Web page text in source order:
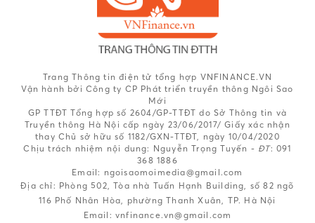
Trang Thông tin điện tử tổng hợp VNFINANCE.VN
Vận hành bởi Công ty CP Phát triển truyền thông Ngôi Sao
Mới
GP TTĐT Tổng hợp số 2604/GP-TTĐT do Sở Thông tin và
Truyền thông Hà Nội cấp ngày 23/06/2017/ Giấy xác nhận
thay Chủ sở hữu số 1182/GXN-TTĐT, ngày 10/04/2020
Chịu trách nhiệm nội dung: Nguyễn Trọng Tuyến - ĐT: 091
368 1886
Email: ngoisaomoimedia@gmail.com
Địa chỉ: Phòng 502, Tòa nhà Tuấn Hạnh Building, số 82 ngõ
116 Phố Nhân Hòa, phường Thanh Xuân, TP. Hà Nội
Email: vnfinance.vn@gmail.com